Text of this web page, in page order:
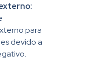
para
devido a